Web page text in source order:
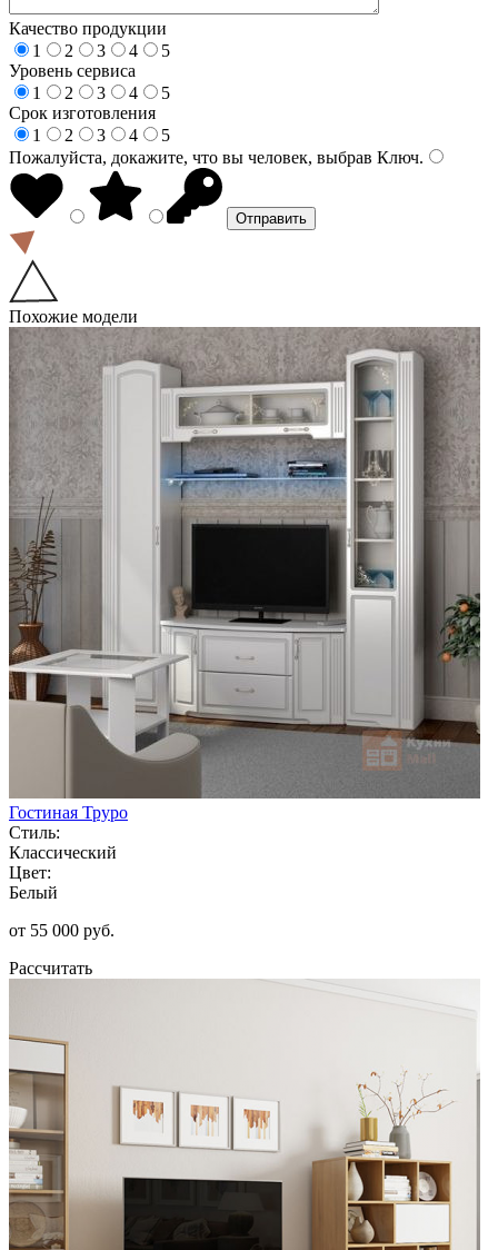
Качество продукции
1
2 3 4
5
Уровень сервиса
1
2 3 4
5
Срок изготовления
1
2 3 4
5
Пожалуйста, докажите, что вы человек, выбрав Ключ.
Похожие модели
Гостиная Труро
Стиль:
Классический
Цвет:
Белый
от 55 000 руб.
Рассчитать